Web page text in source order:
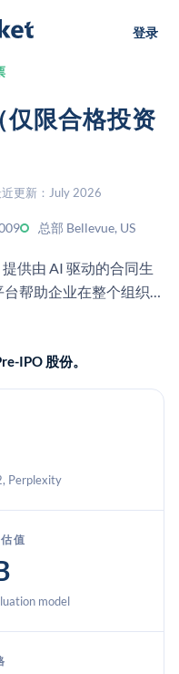
登录
仅限合格投资
更新：July 2026
总部 Bellevue, US
供由 AI 驱动的合同生
帮助企业在整个组织范
。
IPO 股份。
Perplexity
值
model